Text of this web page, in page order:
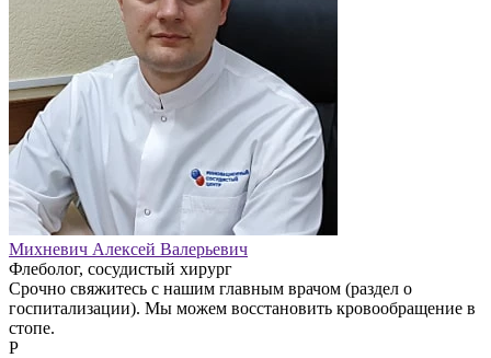
Михневич Алексей Валерьевич
Флеболог, сосудистый хирург
Срочно свяжитесь с нашим главным врачом (раздел о
госпитализации). Мы можем восстановить кровообращение в
стопе.
Р